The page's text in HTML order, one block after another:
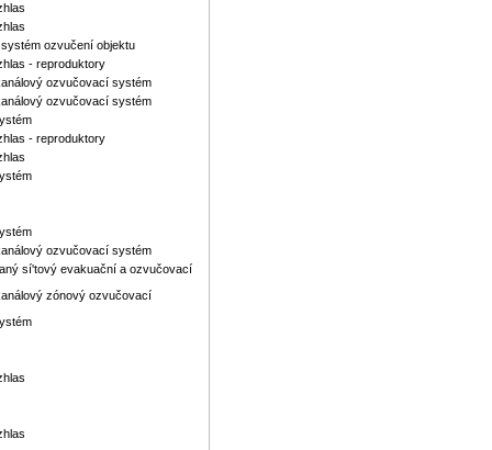
ozvučení objektu
- reproduktory
ozvučovací systém
ozvučovací systém
- reproduktory
ozvučovací systém
sí'tový evakuační a ozvučovací
zónový ozvučovací